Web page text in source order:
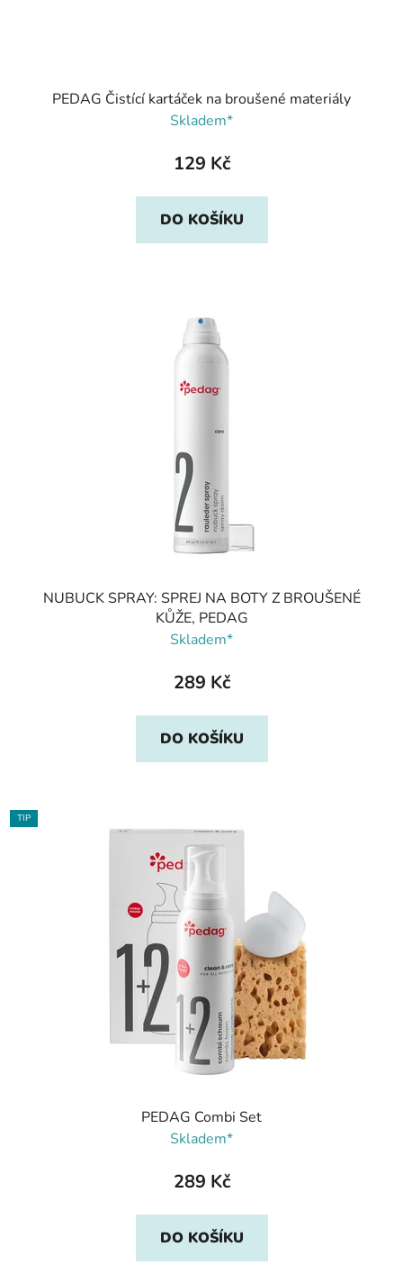
PEDAG Čistící kartáček na broušené materiály
Skladem*
129 Kč
DO KOŠÍKU
NUBUCK SPRAY: SPREJ NA BOTY Z BROUŠENÉ
KŮŽE, PEDAG
Skladem*
289 Kč
DO KOŠÍKU
TIP
PEDAG Combi Set
Skladem*
289 Kč
DO KOŠÍKU